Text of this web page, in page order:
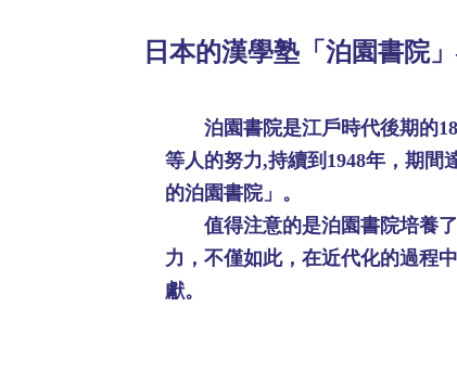
日本的漢學塾「泊園書院
泊園書院是江戶時代後期的
等人的努力,持續到1948年，期間
的泊園書院」。
值得注意的是泊園書院培養了
力，不僅如此，在近代化的過程
獻。